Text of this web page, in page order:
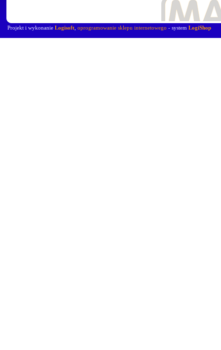
Projekt i wykonanie Logisoft oprogramowanie sklepu internetowego - system LogiShop